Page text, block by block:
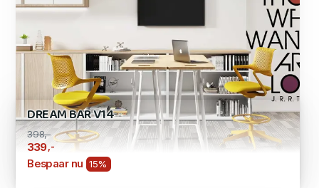
DREAM BAR V14
398,-
339 ,-
Bespaar nu 15%